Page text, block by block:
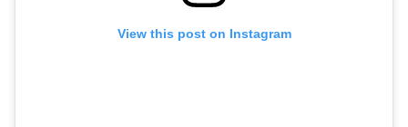
View this post on Instagram